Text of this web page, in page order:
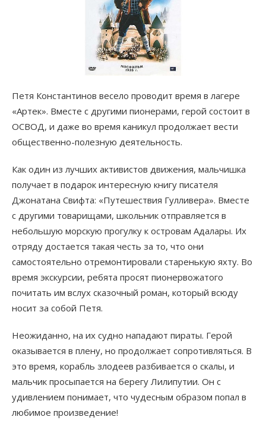
Петя Константинов весело проводит время в лагере
«Артек». Вместе с другими пионерами, герой состоит в
ОСВОД, и даже во время каникул продолжает вести
общественно-полезную деятельность.
Как один из лучших активистов движения, мальчишка
получает в подарок интересную книгу писателя
Джонатана Свифта: «Путешествия Гулливера». Вместе
с другими товарищами, школьник отправляется в
небольшую морскую прогулку к островам Адалары. Их
отряду достается такая честь за то, что они
самостоятельно отремонтировали старенькую яхту. Во
время экскурсии, ребята просят пионервожатого
почитать им вслух сказочный роман, который всюду
носит за собой Петя.
Неожиданно, на их судно нападают пираты. Герой
оказывается в плену, но продолжает сопротивляться. В
это время, корабль злодеев разбивается о скалы, и
мальчик просыпается на берегу Лилипутии. Он с
удивлением понимает, что чудесным образом попал в
любимое произведение!